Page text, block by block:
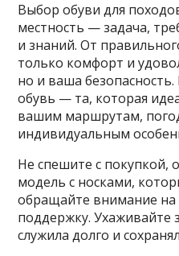
Выбор обуви для
местность — задача,
и знаний. От
только комфорт и
но и ваша
обувь — та, которая
вашим маршрутам,
индивидуальным
Не спешите с покупкой,
модель с носками,
обращайте внимание
поддержку. Ухаживайте
служила долго и